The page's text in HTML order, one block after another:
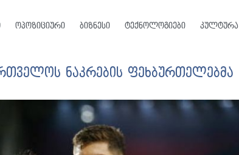
ოპოზიციური ბიზნესი ტექნოლოგიები კულტურა
ნაკრების ფეხბურთელებმა